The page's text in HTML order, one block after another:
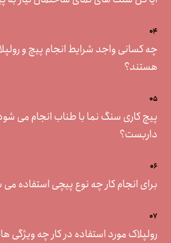
04
چه کسانی واجد شرایط انجام پیچ و
هستند؟
05
پیچ کاری سنگ نما با طناب انجام می شود
داربست؟
06
برای انجام کار چه نوع پیچی استفاده
07
رولپلاک مورد استفاده در کار چه ویژگی